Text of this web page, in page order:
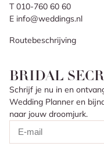
T 010-760 60 60
E info@weddings.nl
Routebeschrijving
BRIDAL
Schrijf je nu in en
Wedding Planner en
naar jouw droomjurk.